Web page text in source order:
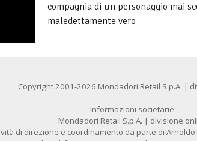
compagnia di un personaggio mai
maledettamente vero
Copyright 2001-2026 Mondadori Retail S.p.A. |
Informazioni societarie:
Mondadori Retail S.p.A. | divisione
di direzione e coordinamento da parte di